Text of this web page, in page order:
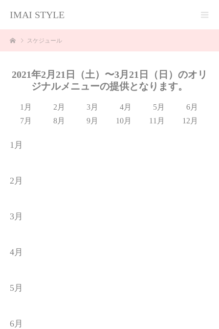
IMAI STYLE
スケジュール
2021年2月21日（土）〜3月21日（日）のオリ
ジナルメニューの提供となります。
1月 2月 3月 4月 5月
6月
7月
8月 9月 10月 11月 12月
1月
2月
3月
4月
5月
6月